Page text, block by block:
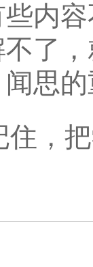
内
了
思
住，